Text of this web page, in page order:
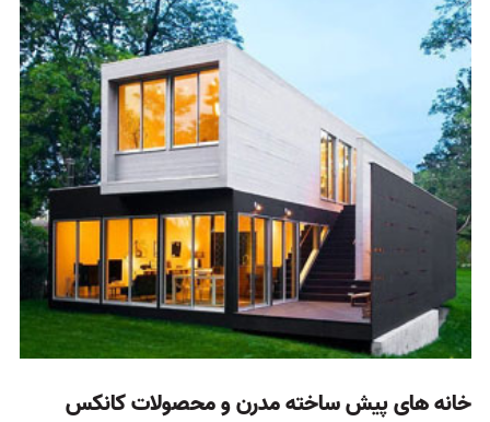
خانه های پیش ساخته مدرن و محصولات کانکس